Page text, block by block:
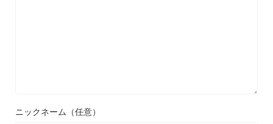
ニックネーム（任意）